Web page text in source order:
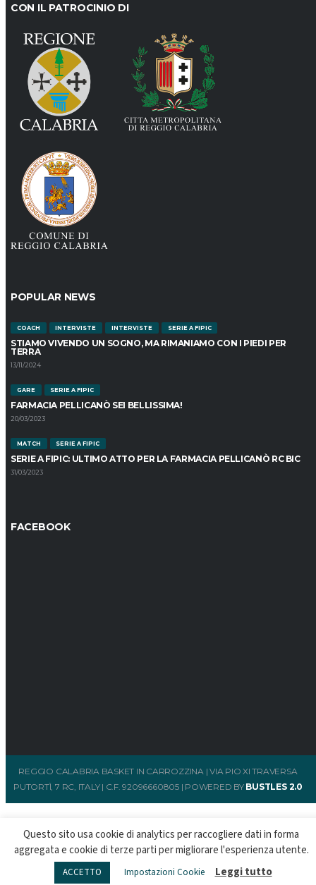
CON IL PATROCINIO DI
POPULAR NEWS
COACH INTERVISTE INTERVISTE SERIE A FIPIC
STIAMO VIVENDO UN SOGNO, MA RIMANIAMO CON I PIEDI PER
TERRA
13/11/2024
GARE SERIE A FIPIC
FARMACIA PELLICANÒ SEI BELLISSIMA!
20/03/2023
MATCH SERIE A FIPIC
SERIE A FIPIC: ULTIMO ATTO PER LA FARMACIA PELLICANÒ RC BIC
31/03/2023
FACEBOOK
REGGIO CALABRIA BASKET IN CARROZZINA | VIA PIO XI TRAVERSA
PUTORTÌ, 7 RC, ITALY | C.F. 92096660805 | POWERED BY BUSTLES 2.0
Questo sito usa cookie di analytics per raccogliere dati in forma
aggregata e cookie di terze parti per migliorare l'esperienza utente.
ACCETTO Impostazioni Cookie Leggi tutto